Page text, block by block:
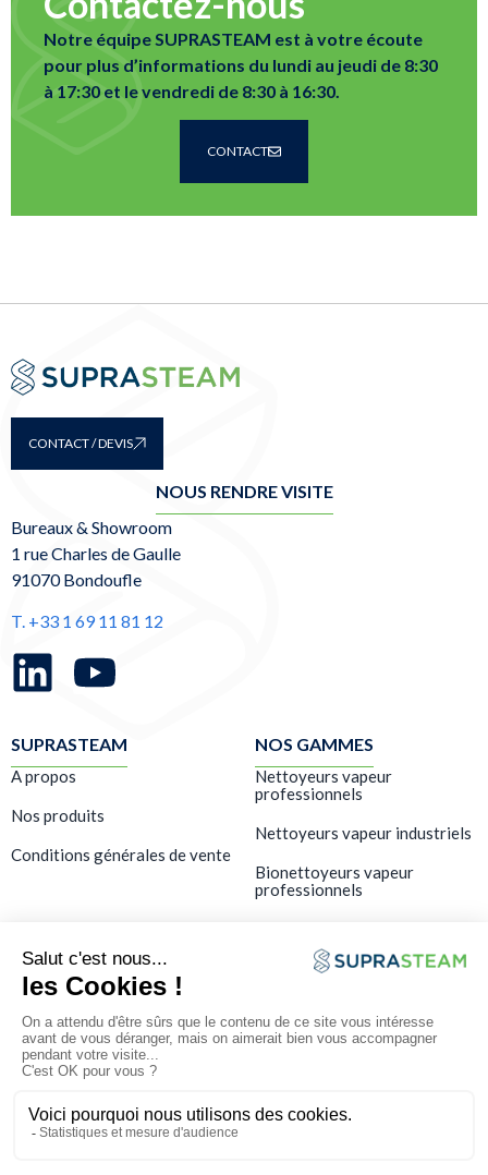
Notre équipe SUPRASTEAM est à votre écoute
pour plus d’informations du lundi au jeudi de 8:30
à 17:30 et le vendredi de 8:30 à 16:30.
CONTACT
CONTACT / DEVIS
NOUS RENDRE VISITE
Bureaux & Showroom
1 rue Charles de Gaulle
91070 Bondoufle
T. +33 1 69 11 81 12
SUPRASTEAM
A propos
Nos produits
Conditions générales de vente
NOS GAMMES
Nettoyeurs vapeur
professionnels
Nettoyeurs vapeur industriels
Bionettoyeurs vapeur
professionnels
Showroom – Démo gratuite
Formation
SAV & maintenance